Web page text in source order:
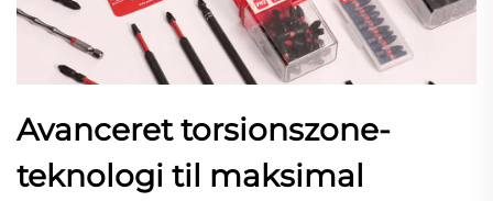
Avanceret torsionszone-
teknologi til maksimal